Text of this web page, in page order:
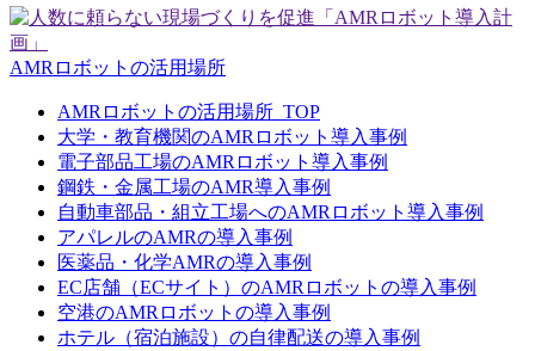
AMRロボットの活用場所
AMRロボットの活用場所_TOP
大学・教育機関のAMRロボット導入事例
電子部品工場のAMRロボット導入事例
鋼鉄・金属工場のAMR導入事例
自動車部品・組立工場へのAMRロボット導入事例
アパレルのAMRの導入事例
医薬品・化学AMRの導入事例
EC店舗（ECサイト）のAMRロボットの導入事例
空港のAMRロボットの導入事例
ホテル（宿泊施設）の自律配送の導入事例